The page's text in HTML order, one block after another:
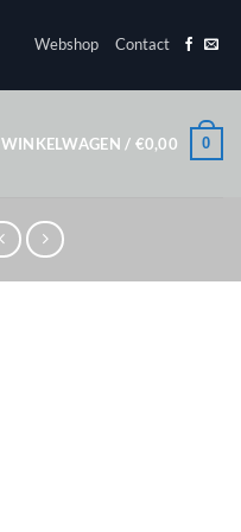
Webshop Contact
WINKELWAGEN / €0,00 0